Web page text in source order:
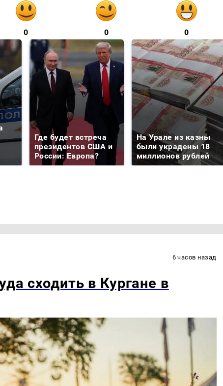
0 0 0
Где будет встреча
президентов США и
России: Европа?
На Урале из казны
были украдены 18
миллионов рублей
6 часов назад
сходить в Кургане в